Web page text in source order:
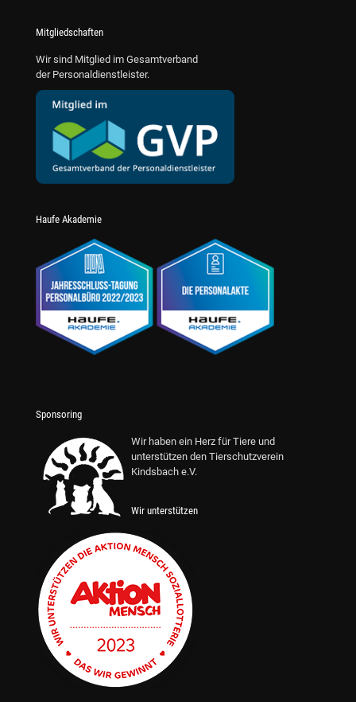
Mitgliedschaften
Wir sind Mitglied im Gesamtverband
der Personaldienstleister.
Haufe Akademie
Sponsoring
Wir haben ein Herz für Tiere und
unterstützen den Tierschutzverein
Kindsbach e.V.
Wir unterstützen